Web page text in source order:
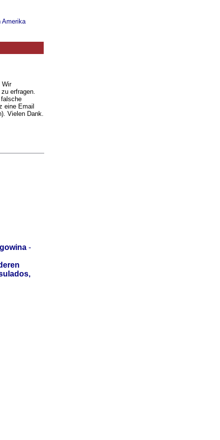
Amerika
Wir
erfragen.
eine Email
Vielen Dank.
-